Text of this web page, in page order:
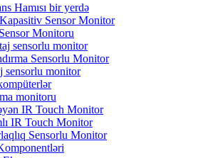
Hamısı bir yerdə
Kapasitiv Sensor Monitor
Monitoru
sensorlu monitor
Sensorlu Monitor
sensorlu monitor
monitoru
IR Touch Monitor
IR Touch Monitor
Sensorlu Monitor